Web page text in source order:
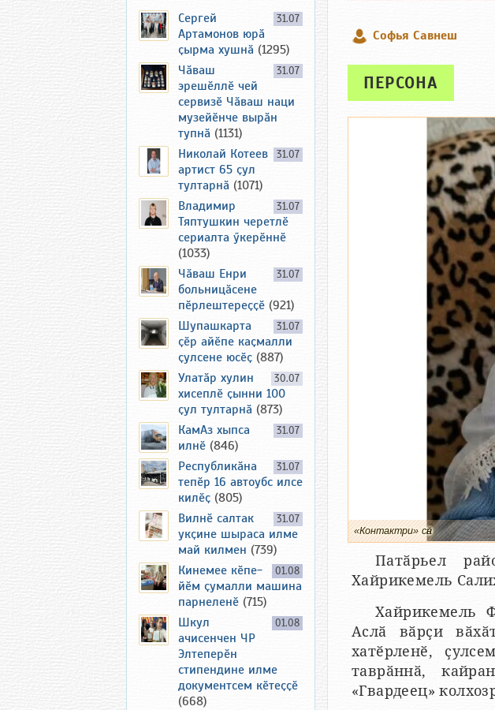
Софья Савнеш
ПЕРСОНА
«Контактри» сӑн
Патӑрьел
Хайрикемель
Хайрикемель
Аслӑ вӑрҫи
хатӗрленӗ,
таврӑннӑ,
«Гвардеец»
31.07
Сергей
Артамонов юрӑ
ҫырма хушнӑ (1295)
31.07
Чӑваш
эрешӗллӗ чей
сервизӗ Чӑваш наци
музейӗнче вырӑн
тупнӑ (1131)
31.07
Николай Котеев
артист 65 ҫул
тултарнӑ (1071)
31.07
Владимир
Тяптушкин черетлӗ
сериалта ӳкерӗннӗ
(1033)
31.07
Чӑваш Енри
больницӑсене
пӗрлештереҫҫӗ (921)
31.07
Шупашкарта
ҫӗр айӗпе каҫмалли
ҫулсене юсӗҫ (887)
30.07
Улатӑр хулин
хисеплӗ ҫынни 100
ҫул тултарнӑ (873)
31.07
КамАз хыпса
илнӗ (846)
31.07
Республикӑна
тепӗр 16 автоубс илсе
килӗҫ (805)
31.07
Вилнӗ салтак
укҫине шыраса илме
май килмен (739)
01.08
Кинемее кӗпе-
йӗм ҫумалли машина
парнеленӗ (715)
01.08
Шкул
ачисенчен ЧР
Элтеперӗн
стипендине илме
документсем кӗтеҫҫӗ
(668)